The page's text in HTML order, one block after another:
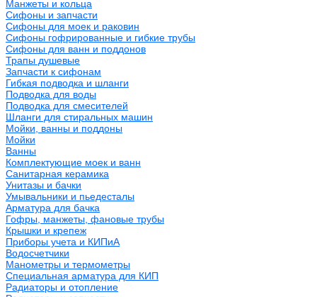
Манжеты и кольца
Сифоны и запчасти
Сифоны для моек и раковин
Сифоны гофрированные и гибкие трубы
Сифоны для ванн и поддонов
Трапы душевые
Запчасти к сифонам
Гибкая подводка и шланги
Подводка для воды
Подводка для смесителей
Шланги для стиральных машин
Мойки, ванны и поддоны
Мойки
Ванны
Комплектующие моек и ванн
Санитарная керамика
Унитазы и бачки
Умывальники и пьедесталы
Арматура для бачка
Гофры, манжеты, фановые трубы
Крышки и крепеж
Приборы учета и КИПиА
Водосчетчики
Манометры и термометры
Специальная арматура для КИП
Радиаторы и отопление